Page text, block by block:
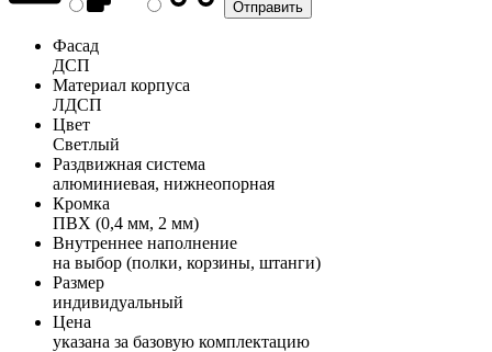
Фасад
ДСП
Материал корпуса
ЛДСП
Цвет
Светлый
Раздвижная система
алюминиевая, нижнеопорная
Кромка
ПВХ (0,4 мм, 2 мм)
Внутреннее наполнение
на выбор (полки, корзины, штанги)
Размер
индивидуальный
Цена
указана за базовую комплектацию